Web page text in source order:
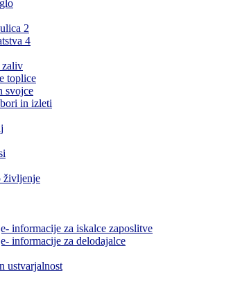
2
4
zaliv
toplice
svojce
in izleti
življenje
informacije za iskalce zaposlitve
informacije za delodajalce
ustvarjalnost